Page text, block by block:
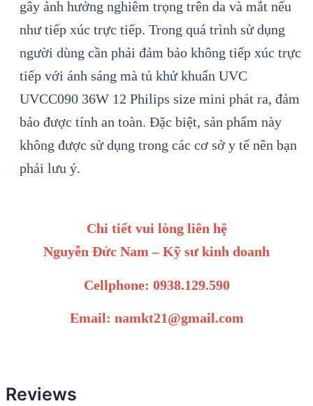
gây ảnh hưởng nghiêm trọng trên da và mắt nếu
như tiếp xúc trực tiếp. Trong quá trình sử dụng
người dùng cần phải đảm bảo không tiếp xúc trực
tiếp với ánh sáng mà tủ khử khuẩn UVC
UVCC090 36W 12 Philips size mini phát ra, đảm
bảo được tính an toàn. Đặc biệt, sản phẩm này
không được sử dụng trong các cơ sở y tế nên bạn
phải lưu ý.
Chi tiết vui lòng liên hệ
Nguyễn Đức Nam – Kỹ sư kinh doanh
Cellphone: 0938.129.590
Email: namkt21@gmail.com
Reviews